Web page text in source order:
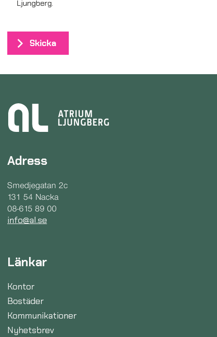
Ljungberg.
Adress
Smedjegatan 2c
131 54 Nacka
08-615 89 00
info@al.se
Länkar
Kontor
Bostäder
Kommunikationer
Nyhetsbrev